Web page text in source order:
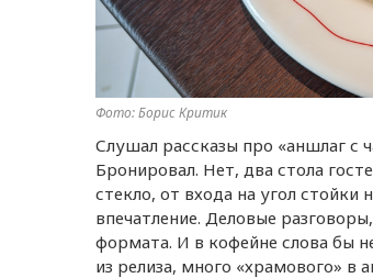
Фото: Борис Критик
Слушал рассказы про «аншлаг с
Бронировал. Нет, два стола
стекло, от входа на угол
впечатление. Деловые
формата. И в кофейне слова бы
из релиза, много «храмового»